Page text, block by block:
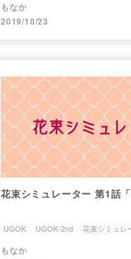
もなか
2019/10/23
花束シミュレーター 第1話
UGOK UGOK-2nd 花束シミュレ
もなか